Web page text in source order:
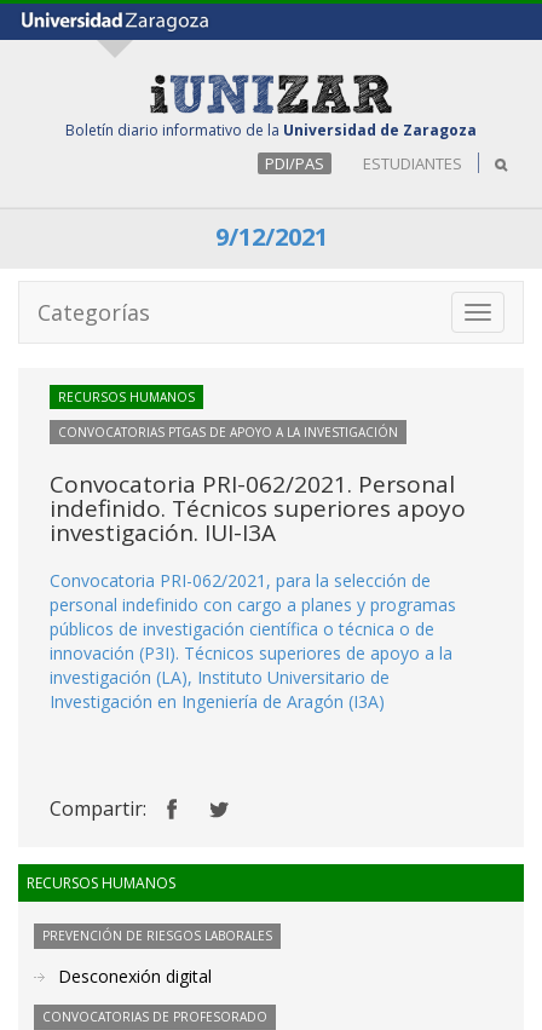
Boletín diario informativo de la Universidad de Zaragoza
PDI/PAS ESTUDIANTES
9/12/2021
Toggle
Categorías
RECURSOS HUMANOS
CONVOCATORIAS PTGAS DE APOYO A LA INVESTIGACIÓN
Convocatoria PRI-062/2021. Personal
indefinido. Técnicos superiores apoyo
investigación. IUI-I3A
Convocatoria PRI-062/2021, para la selección de
personal indefinido con cargo a planes y programas
públicos de investigación científica o técnica o de
innovación (P3I). Técnicos superiores de apoyo a la
investigación (LA), Instituto Universitario de
Investigación en Ingeniería de Aragón (I3A)
Compartir:
RECURSOS HUMANOS
PREVENCIÓN DE RIESGOS LABORALES
Desconexión digital
CONVOCATORIAS DE PROFESORADO